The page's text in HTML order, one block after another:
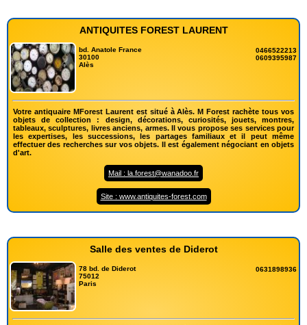
ANTIQUITES FOREST LAURENT
bd. Anatole France
30100
Alès
0466522213
0609395987
Votre antiquaire MForest Laurent est situé à Alès. M Forest rachète tous vos
objets de collection : design, décorations, curiosités, jouets, montres,
tableaux, sculptures, livres anciens, armes. Il vous propose ses services pour
les expertises, les successions, les partages familiaux et il peut même
effectuer des recherches sur vos objets. Il est également négociant en objets
d'art.
Mail : la.forest@wanadoo.fr
Site : www.antiquites-forest.com
Salle des ventes de Diderot
78 bd. de Diderot
75012
Paris
0631898936